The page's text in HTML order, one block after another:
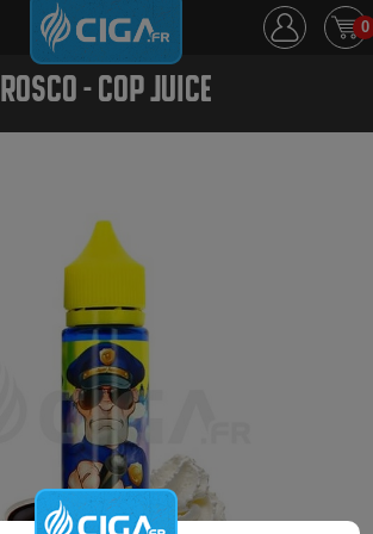
0
E-Liquide
ROSCO - COP JUICE